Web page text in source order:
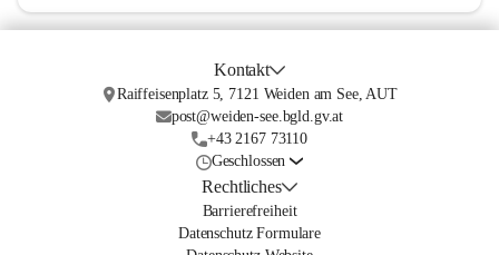
Kontakt
Raiffeisenplatz 5, 7121 Weiden am See, AUT
post@weiden-see.bgld.gv.at
+43 2167 73110
Geschlossen
Rechtliches
Barrierefreiheit
Datenschutz Formulare